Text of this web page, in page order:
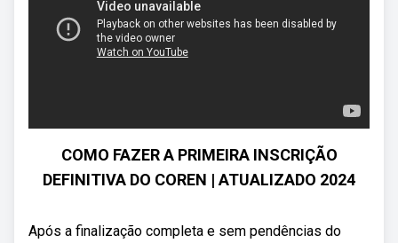
COMO FAZER A PRIMEIRA INSCRIÇÃO
DEFINITIVA DO COREN | ATUALIZADO 2024
Após a finalização completa e sem pendências do